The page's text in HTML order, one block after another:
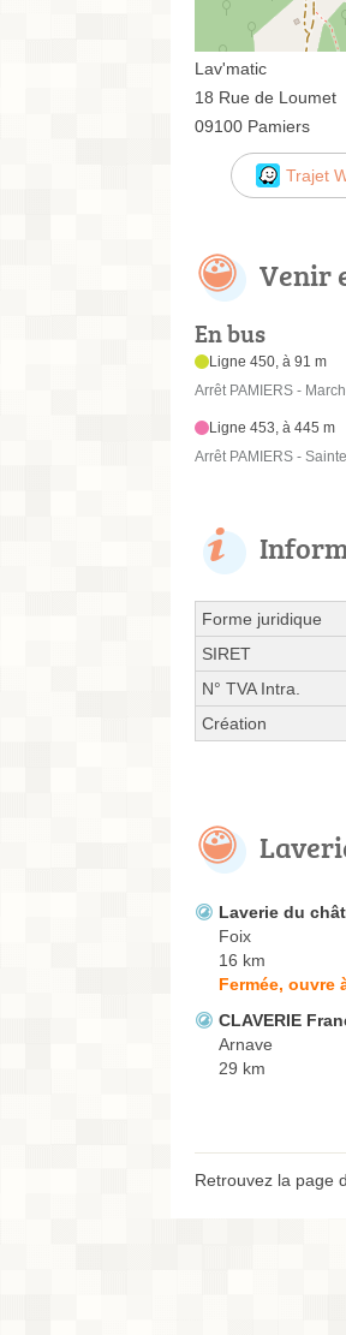
Lav'matic
18 Rue de Loumet
09100 Pamiers
Trajet
Venir
En bus
Ligne 450, à 91 m
Arrêt PAMIERS -
Ligne 453, à 445 m
Arrêt PAMIERS -
Forme juridique
SIRET
N° TVA Intra.
Création
Laverie du
Foix
16 km
Fermée, ouvre
CLAVERIE
Arnave
29 km
Retrouvez la page